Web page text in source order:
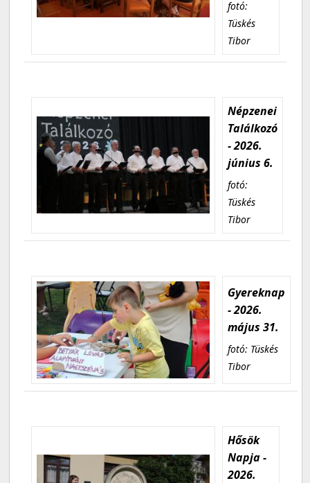
fotó:
Tüskés
Tibor
Népzenei
Találkozó
- 2026.
június 6.
fotó:
Tüskés
Tibor
Gyereknap
- 2026.
május 31.
fotó: Tüskés
Tibor
Hősök
Napja -
2026.